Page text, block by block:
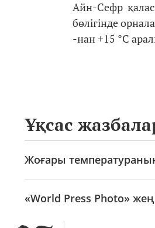
Айн-Сефр
бөлігінде
-нан +15 °C
Ұқсас
Жоғары
«World Press Photo»